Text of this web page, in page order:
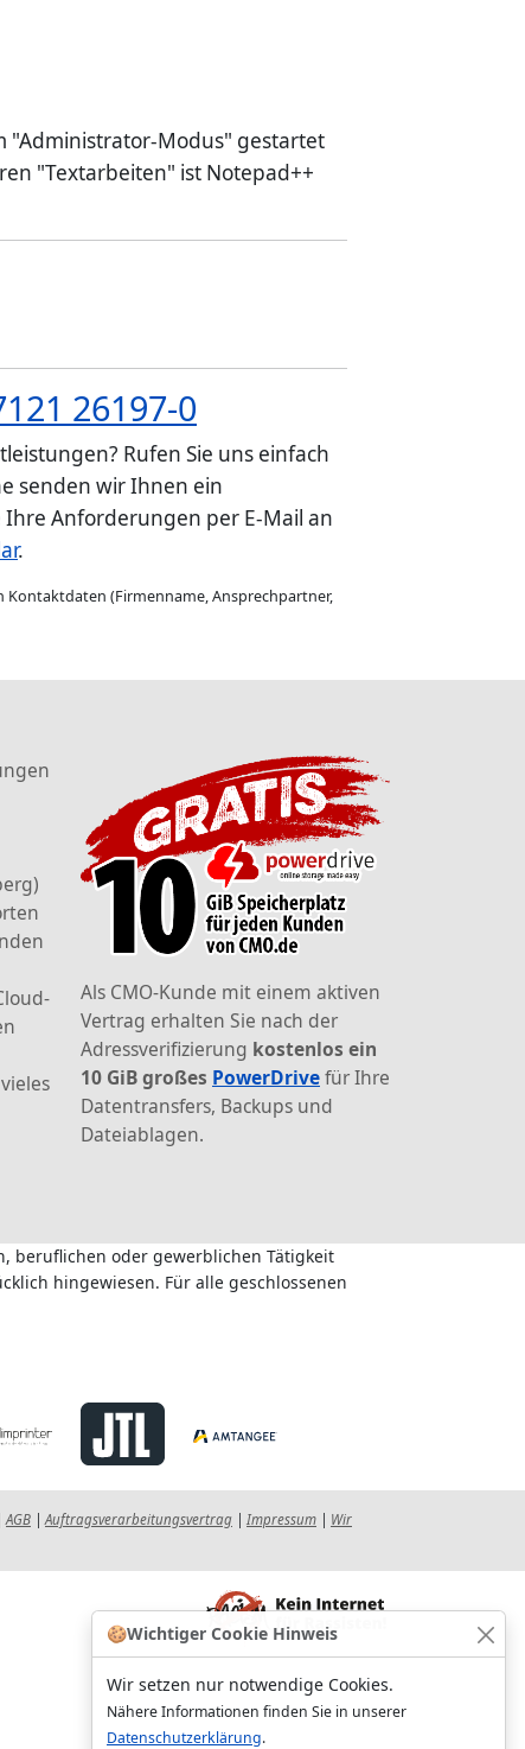
🍪Wichtiger Cookie Hinweis
Wir setzen nur notwendige Cookies.
Nähere Informationen finden Sie in unserer
Datenschutzerklärung.
"Administrator-Modus" gestartet
"Textarbeiten" ist Notepad++
26197-0
Rufen Sie uns einfach
senden wir Ihnen ein
Anforderungen per E-Mail an
.
Kontaktdaten (Firmenname, Ansprechpartner,
Als CMO-Kunde mit einem aktiven
Vertrag erhalten Sie nach der
Adressverifizierung kostenlos ein
10 GiB großes PowerDrivefür Ihre
Datentransfers, Backups und
Dateiablagen.
beruflichen oder gewerblichen Tätigkeit
hingewiesen. Für alle geschlossenen
|AGB |Auftragsverarbeitungsvertrag Impressum
Wir